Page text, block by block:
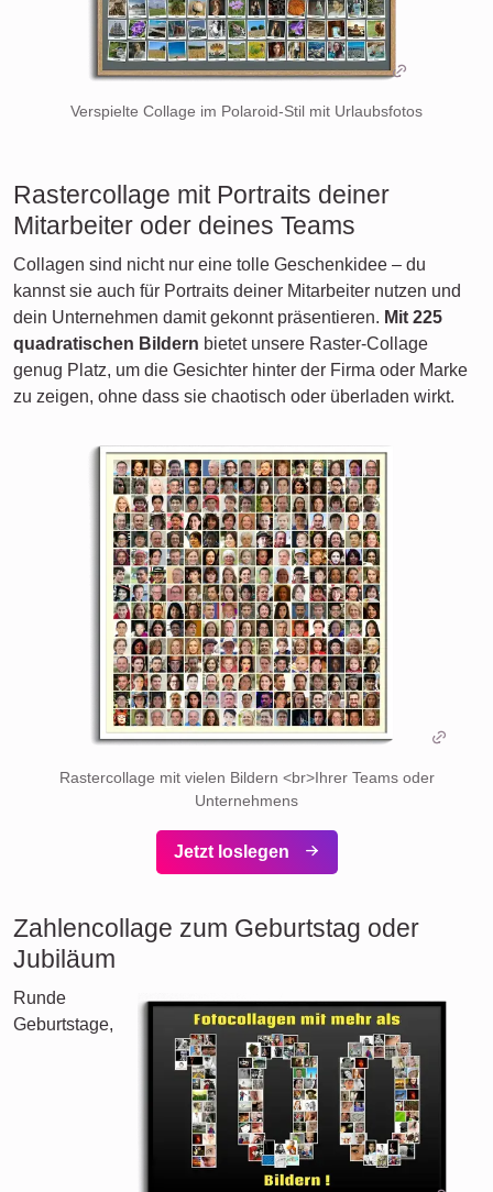
Verspielte Collage im Polaroid-Stil mit Urlaubsfotos
Rastercollage mit Portraits deiner
Mitarbeiter oder deines Teams
Collagen sind nicht nur eine tolle Geschenkidee – du
kannst sie auch für Portraits deiner Mitarbeiter nutzen und
dein Unternehmen damit gekonnt präsentieren. Mit 225
quadratischen Bildern bietet unsere Raster-Collage
genug Platz, um die Gesichter hinter der Firma oder Marke
zu zeigen, ohne dass sie chaotisch oder überladen wirkt.
Rastercollage mit vielen Bildern <br>Ihrer Teams oder
Unternehmens
Jetzt loslegen
Zahlencollage zum Geburtstag oder
Jubiläum
Runde
Geburtstage,